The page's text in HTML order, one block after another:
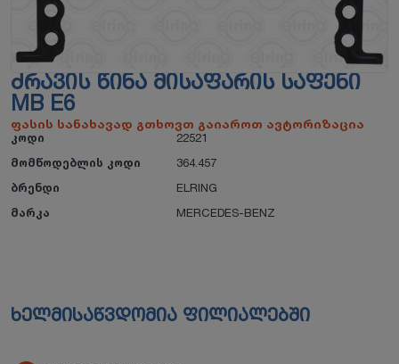
ᲫᲠᲐᲕᲘᲡ ᲬᲘᲜᲐ ᲛᲘᲡᲐᲤᲐᲠᲘᲡ ᲡᲐᲤᲔᲜᲘ
MB E6
ფასის სანახავად გთხოვთ გაიაროთ ავტორიზაცია
კოდი
22521
მომწოდებლის კოდი
364.457
ბრენდი
ELRING
მარკა
MERCEDES-BENZ
ხელმისაწვდომია ფილიალებში